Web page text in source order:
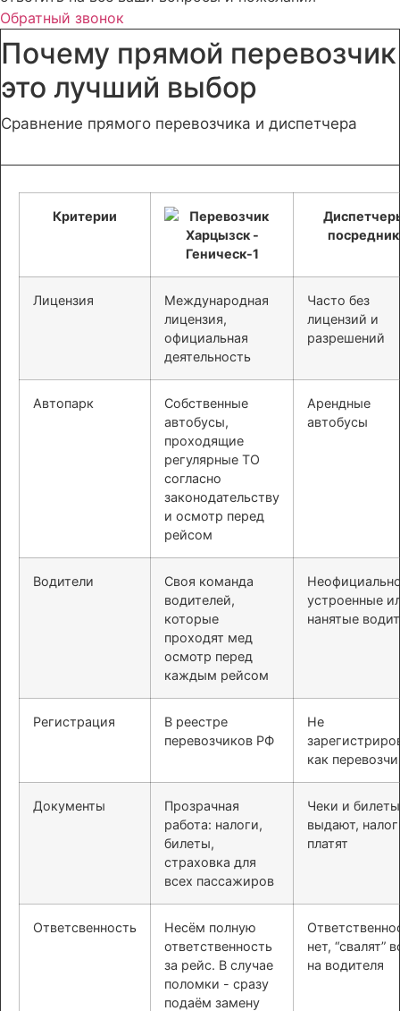
Обратный звонок
Почему прямой перевозчик
это лучший выбор
Сравнение прямого перевозчика и диспетчера
Критерии
Лицензия
Международная
лицензия,
официальная
деятельность
Часто без
лицензий и
разрешений
Автопарк
Собственные
автобусы,
проходящие
регулярные ТО
согласно
законодательству
и осмотр перед
рейсом
Арендные
автобусы
Водители
Своя команда
водителей,
которые
проходят мед
осмотр перед
каждым рейсом
устроенные
нанятые
Регистрация
В реестре
перевозчиков РФ
Не
как
Документы
Прозрачная
работа: налоги,
билеты,
страховка для
всех пассажиров
Чеки и
выдают,
платят
Ответсвенность
Несём полную
ответственность
за рейс. В случае
поломки - сразу
подаём замену
нет, “свалят”
на водителя